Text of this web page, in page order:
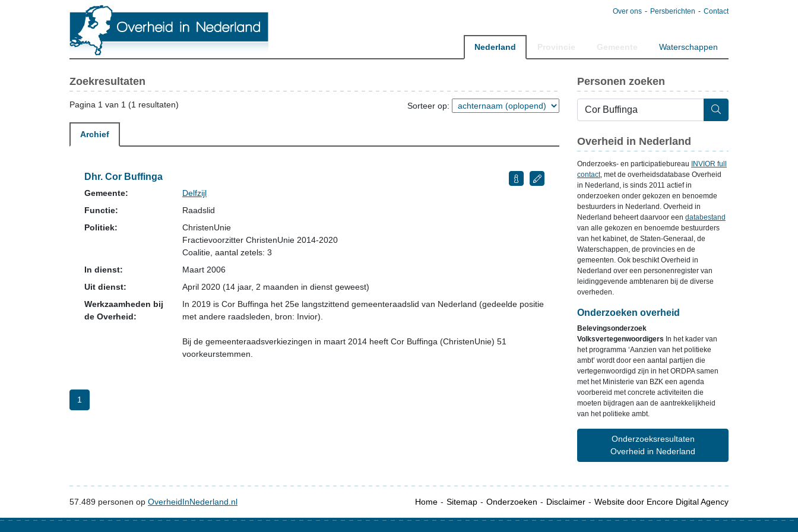
Over ons Persberichten Contact
Nederland Waterschappen
Zoekresultaten
Pagina 1 van 1 (1 resultaten) Sorteer op:
Archief
Dhr. Cor Buffinga
Gemeente:
Delfzijl
Functie:
Raadslid
Politiek:
ChristenUnie
Fractievoorzitter ChristenUnie 2014-2020
Coalitie , aantal zetels: 3
In dienst:
Maart 2006
Uit dienst:
April 2020 (14 jaar, 2 maanden in dienst geweest)
Werkzaamheden bij
de Overheid:
In 2019 is Cor Buffinga het 25e langstzittend gemeenteraadslid van Nederland (gedeelde positie
met andere raadsleden, bron: Invior).
Bij de gemeenteraadsverkiezingen in maart 2014 heeft Cor Buffinga (ChristenUnie) 51
voorkeurstemmen.
1
Personen zoeken
Overheid in Nederland
Onderzoeks- en participatiebureau
INVIOR full
contact, met de overheidsdatabase Overheid
in Nederland, is sinds 2011 actief in
onderzoeken onder gekozen en benoemde
bestuurders in Nederland. Overheid in
Nederland beheert daarvoor een databestand
van alle gekozen en benoemde bestuurders
van het kabinet, de Staten-Generaal, de
Waterschappen, de provincies en de
gemeenten. Ook beschikt Overheid in
Nederland over een personenregister van
leidinggevende ambtenaren bij de diverse
overheden.
Onderzoeken overheid
Belevingsonderzoek
Volksvertegenwoordigers In het kader van
het programma ‘Aanzien van het politieke
ambt’ wordt door een aantal partijen die
vertegenwoordigd zijn in het ORDPA samen
met het Ministerie van BZK een agenda
voorbereid met concrete activiteiten die
moeten bijdragen aan de aantrekkelijkheid
van het politieke ambt.
Onderzoeksresultaten
Overheid in Nederland
57.489 personen op OverheidInNederland.nl Home Sitemap Onderzoeken Disclaimer Website door Encore Digital Agency